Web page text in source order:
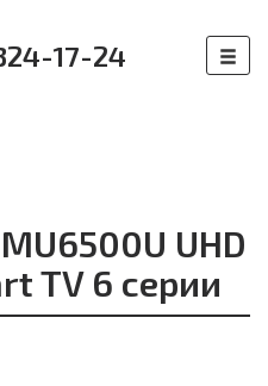
17-24
UHD
TV 6 серии